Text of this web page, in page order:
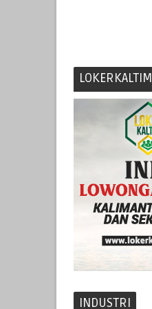
LOKERKALTIM
INDUSTRI